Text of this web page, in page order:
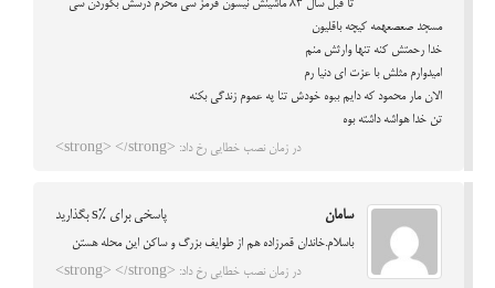
تا قبل سال 83 ماشینش نیسون قرمز سی محرم درسش بکوردن سی
مسجد صعصعهمه کیچه باقلیون
خدا رحمتش کنه تنها وارثش منم
امیدوارم مثلش با عزت ای دنیا رم
الان مار محمود که دایم ببوه خودش تنا په عموم زندگی بکنه
تن خدا هواشه داشته بوه
در زمان نصب خطایی رخ داد: <strong> </strong>
سامان پاسخی برای %s بگذارید
باسلام.خاندان قمرزاده هم از طوایف بزرگ و ساکن این محله هستن
در زمان نصب خطایی رخ داد: <strong> </strong>